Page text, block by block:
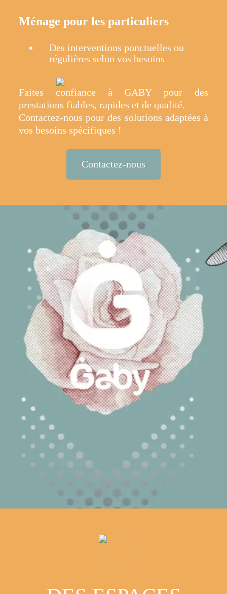
Ménage pour les particuliers
Des interventions ponctuelles ou
régulières selon vos besoins
Faites confiance à GABY pour des
prestations fiables, rapides et de qualité.
Contactez-nous pour des solutions adaptées à
vos besoins spécifiques !
Contactez-nous